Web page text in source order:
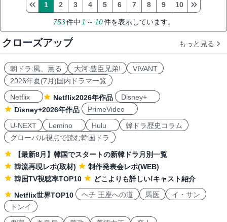
753件中 1 ～ 10件を表示しています。
1 2 3 4 5 6 7 8 9 10
クローズアップ もっと見る
朝ドラ:風、薫る 大河:豊臣兄弟!
VIVANT
2026年夏(7月)国内ドラマ一覧
Netflix
Netflix2026年作品
Disney+
Disney+2026年作品
PrimeVideo
U-NEXT
Lemino Hulu
韓ドラ歴史コラム
グローバル視点で読む韓国ドラ
【最新8月】韓国でスタートの新韓ドラ月別一覧
韓流再現レポ(取材)
制作発表会レポ(WEB)
韓国TV視聴率TOP10
どこよりも詳しい!キャスト紹介
Netflix世界TOP10
ヘチ 王座への道 馬医
イ・サン
トンイ